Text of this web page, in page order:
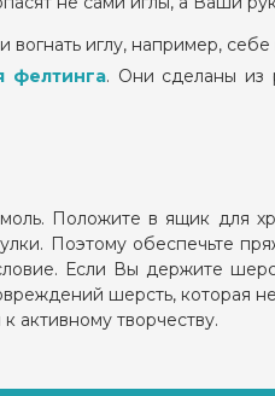
иглу, например, себе
фелтинга. Они сделаны из
Положите в ящик для
Поэтому обеспечьте
Если Вы держите
шерсть, которая
активному творчеству.